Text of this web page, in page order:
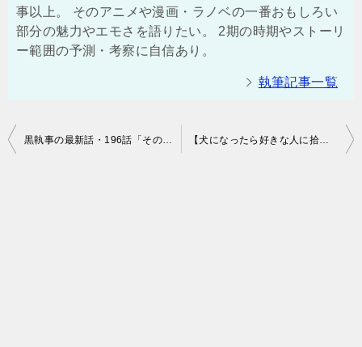
事以上。 そのアニメや漫画・ラノベの一番おもしろい
部分の魅力やエモさを語りたい。 2期の時期やストーリ
ー範囲の予測・考察に自信あり。
執筆記事一覧
投